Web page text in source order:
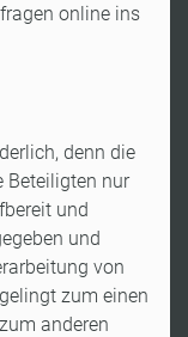
online ins
denn die
Beteiligten nur
und
und
von
zum einen
anderen